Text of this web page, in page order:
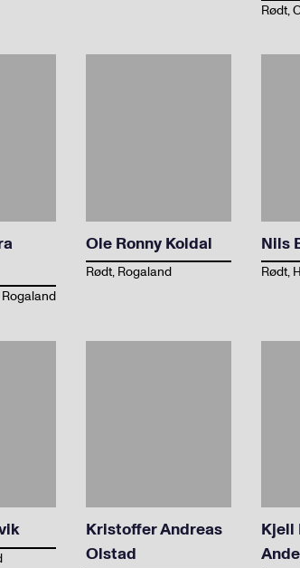
Rødt,
Ole Ronny Koldal
Rødt, Rogaland
Nils
Rødt,
Kristoffer Andreas
Olstad
Kjell